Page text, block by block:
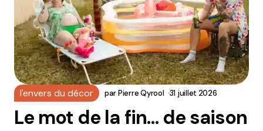
l'envers du décor parPierre Qyrool 31 juillet 2026
Le mot de la fin… de saison